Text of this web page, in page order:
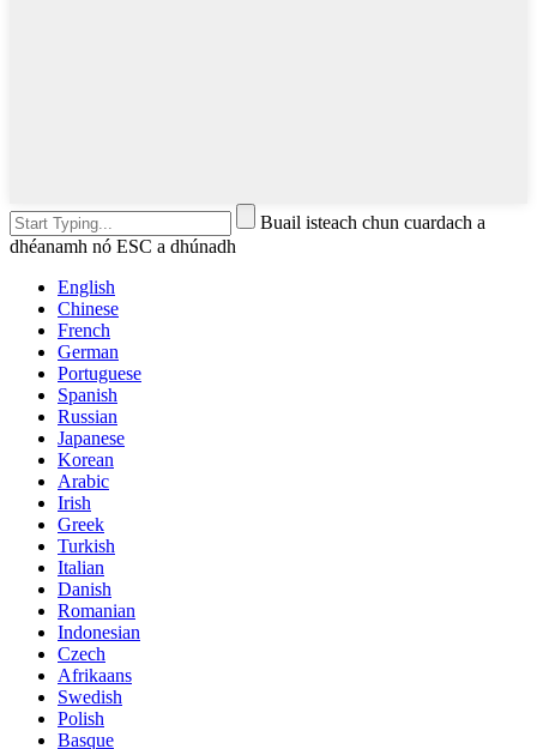
Buail isteach chun cuardach a
dhéanamh nó ESC a dhúnadh
English
Chinese
French
German
Portuguese
Spanish
Russian
Japanese
Korean
Arabic
Irish
Greek
Turkish
Italian
Danish
Romanian
Indonesian
Czech
Afrikaans
Swedish
Polish
Basque